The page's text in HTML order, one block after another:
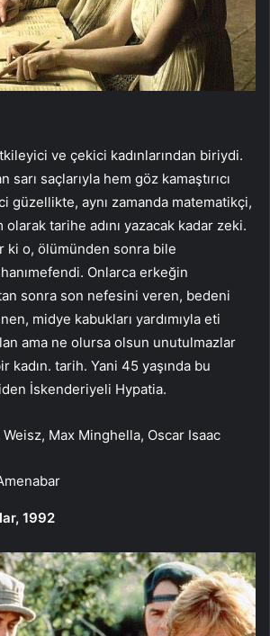
ve çekici kadınlarından biriydi.
sarı saçlarıyla hem göz kamaştırıcı
güzellikte, aynı zamanda matematikçi,
tarihe adını yazacak kadar zeki.
ki o, ölümünden sonra bile
Onlarca erkeğin
sonra son nefesini veren, bedeni
midye kabukları yardımıyla eti
ama ne olursa olsun unutulmazlar
kadın. tarih. Yani 45 yaşında bu
İskenderiyeli Hypatia.
Weisz, Max Minghella, Oscar Isaac
1992